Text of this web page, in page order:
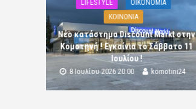
LIFESTYLE
OIKONOMIA
ΚΟΙΝΩΝΙΑ
Νέο κατάστημα Discount Markt στην
Κομοτηνή ! Εγκαίνια το Σάββατο 11
Ιουλίου !
8 Ιουλίου 2026 20:00 komotini24